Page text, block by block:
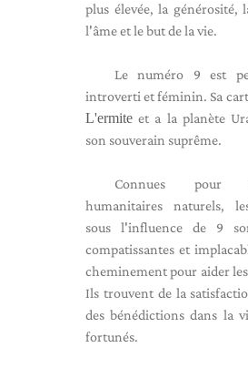
plus élevée, la générosité,
l'âme et le but de la vie.
Le numéro 9 est
introverti et féminin. Sa
L'ermite et a la planète
son souverain suprême.
Connues pour
humanitaires naturels,
sous l'influence de 9
compatissantes et
cheminement pour aider
Ils trouvent de la
des bénédictions dans la
fortunés.